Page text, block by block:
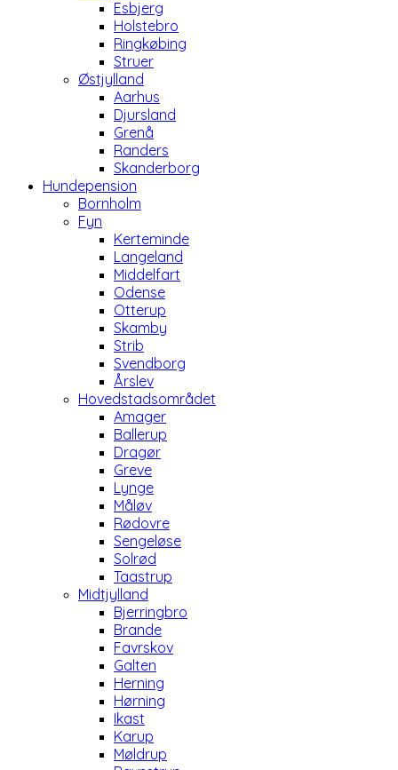
Esbjerg
Holstebro
Ringkøbing
Struer
Østjylland
Aarhus
Djursland
Grenå
Randers
Skanderborg
Hundepension
Bornholm
Fyn
Kerteminde
Langeland
Middelfart
Odense
Otterup
Skamby
Strib
Svendborg
Årslev
Hovedstadsområdet
Amager
Ballerup
Dragør
Greve
Lynge
Måløv
Rødovre
Sengeløse
Solrød
Taastrup
Midtjylland
Bjerringbro
Brande
Favrskov
Galten
Herning
Hørning
Ikast
Karup
Møldrup